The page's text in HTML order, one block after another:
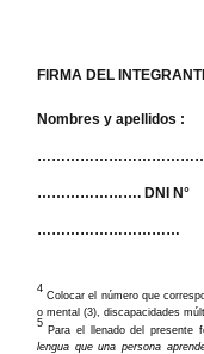
FIRMA DEL
Nombres y apellidos :
…………………. DNI N°
…………………………
4
Colocar el número que
o mental (3), discapacidades
5
Para el llenado del presente
lengua que una persona